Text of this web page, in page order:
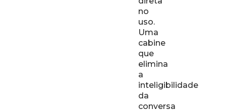
no
uso.
Uma
cabine
que
elimina
a
inteligibilidade
da
conversa